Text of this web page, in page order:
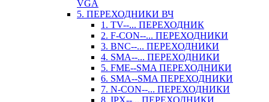
VGA
5. ПЕРЕХОДНИКИ ВЧ
1. TV--... ПЕРЕХОДНИК
2. F-CON--... ПЕРЕХОДНИКИ
3. BNC--... ПЕРЕХОДНИКИ
4. SMA--... ПЕРЕХОДНИКИ
5. FME--SMA ПЕРЕХОДНИКИ
6. SMA--SMA ПЕРЕХОДНИКИ
7. N-CON--... ПЕРЕХОДНИКИ
8. IPX--... ПЕРЕХОДНИКИ